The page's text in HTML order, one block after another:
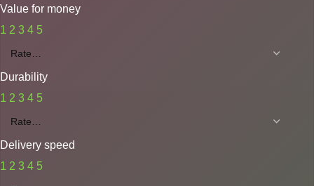
Value for money
1 2 3 4 5
Durability
1 2 3 4 5
Delivery speed
1 2 3 4 5